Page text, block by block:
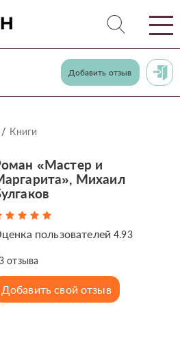
Добавить отзыв
Книги
«Мастер и
Михаил
пользователей4.93
отзыва
Добавить свой отзыв